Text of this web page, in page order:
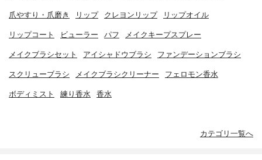
爪やすり・爪磨き リップ クレヨンリップ リップオイル
リップコート ビューラー パフ メイクキープスプレー
メイクブラシセット アイシャドウブラシ ファンデーションブラシ
スクリューブラシ メイクブラシクリーナー フェロモン香水
ボディミスト 練り香水 香水
カテゴリ一覧へ